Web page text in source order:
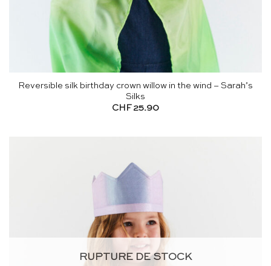
Reversible silk birthday crown willow in the wind – Sarah’s
Silks
CHF 25.90
RUPTURE DE STOCK